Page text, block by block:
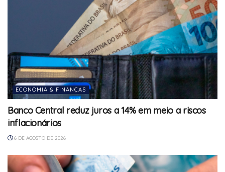
ECONOMIA & FINANÇAS
Banco Central reduz juros a 14% em meio a riscos
inflacionários
6 DE AGOSTO DE 2026